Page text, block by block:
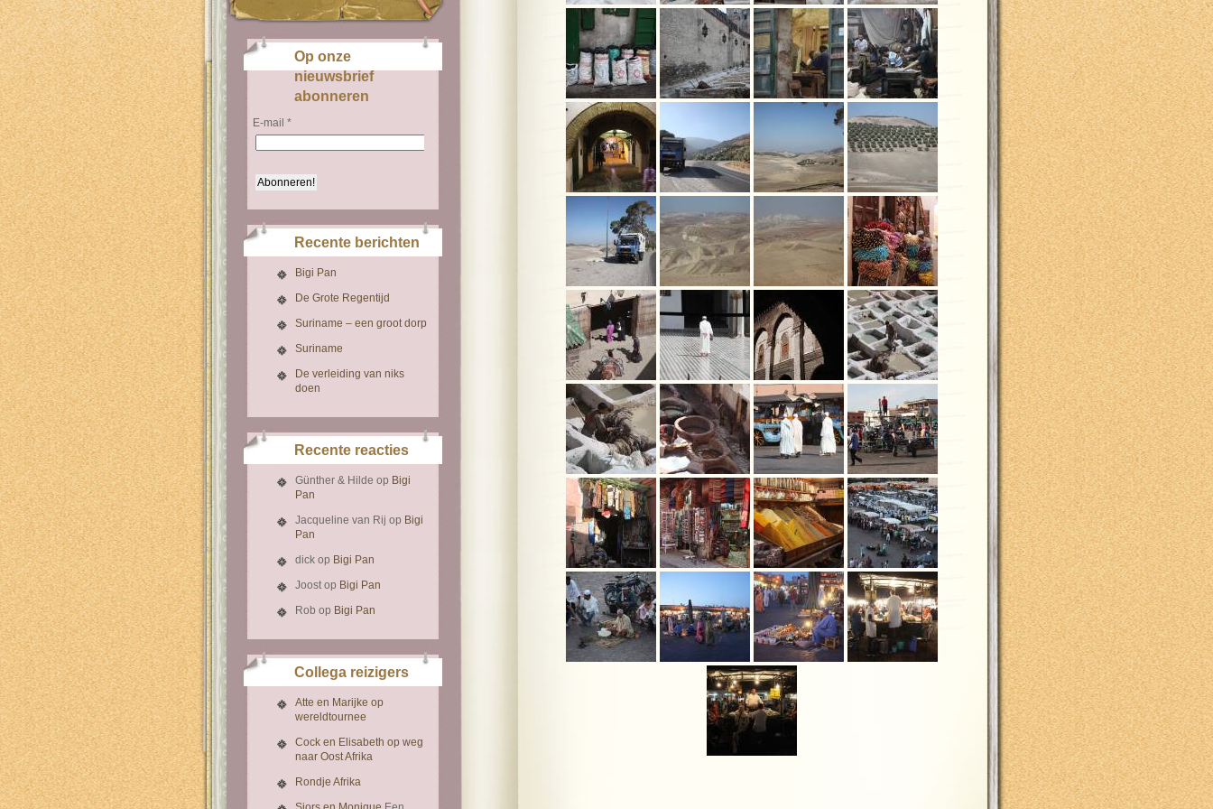
Op onze
nieuwsbrief
abonneren
E-mail *
Recente berichten
Bigi Pan
De Grote Regentijd
Suriname – een groot dorp
Suriname
De verleiding van niks
doen
Recente reacties
Günther & Hilde op Bigi
Pan
Jacqueline van Rij op Bigi
Pan
dick op Bigi Pan
Joostop Bigi Pan
Rob op Bigi Pan
Collega reizigers
Atte en Marijke op
wereldtournee
Cock en Elisabeth op weg
naar Oost Afrika
Rondje Afrika